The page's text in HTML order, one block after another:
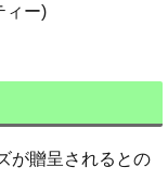
ィー)
が贈呈されるとの